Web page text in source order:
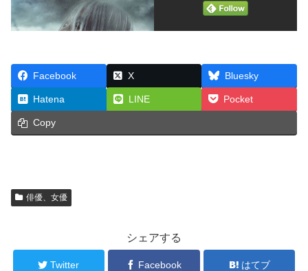
Facebook X Bluesky
Hatena LINE Pocket
Copy
俳優、女優
シェアする
Twitter Facebook はてブ